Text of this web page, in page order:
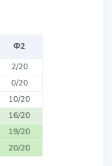
Ф2
2/20
0/20
10/20
16/20
19/20
20/20